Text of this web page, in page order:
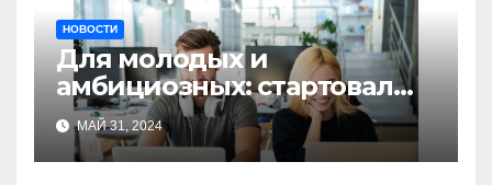
НОВОСТИ
Для молодых и
амбициозных: стартовал
прием заявок на участие в
бизнес-акселераторе «Ты
предприниматель»
МАЙ 31, 2024